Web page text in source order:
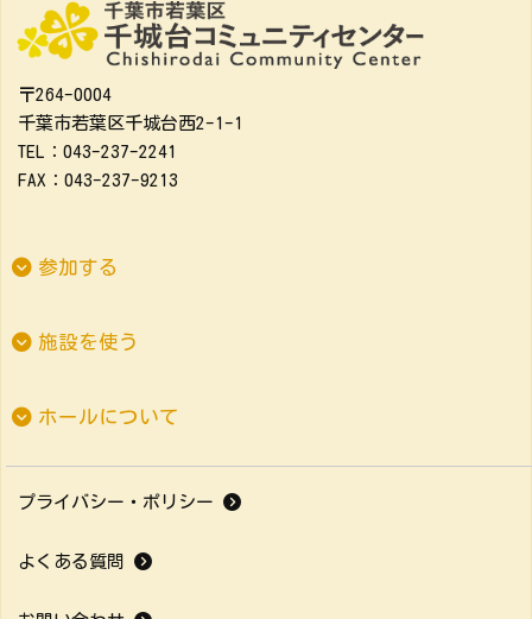
〒264-0004
千葉市若葉区千城台西2-1-1
TEL：043-237-2241
FAX：043-237-9213
参加する
施設を使う
ホールについて
プライバシー・ポリシー
よくある質問